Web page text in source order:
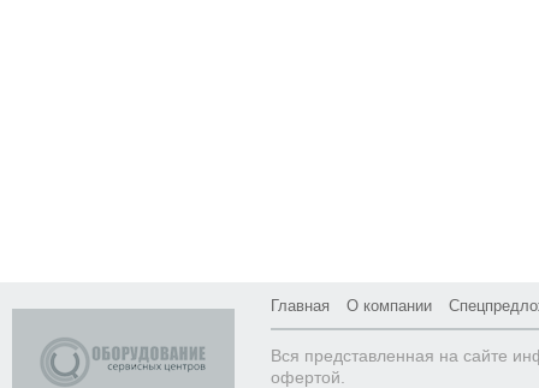
Главная О компании
Вся представленная на сайте
офертой.